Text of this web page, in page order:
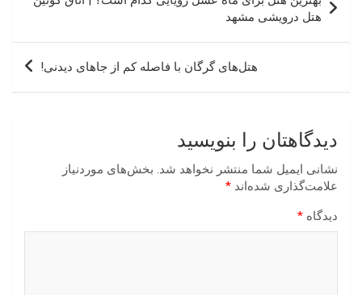
نوشتههتل درویشی مشهد
هتل‌های گرگان با فاصله کم از جاهای دیدنی!
دیدگاهتان را بنویسید
نشانی ایمیل شما منتشر نخواهد شد. بخش‌های موردنیاز
علامت‌گذاری شده‌اند *
دیدگاه *